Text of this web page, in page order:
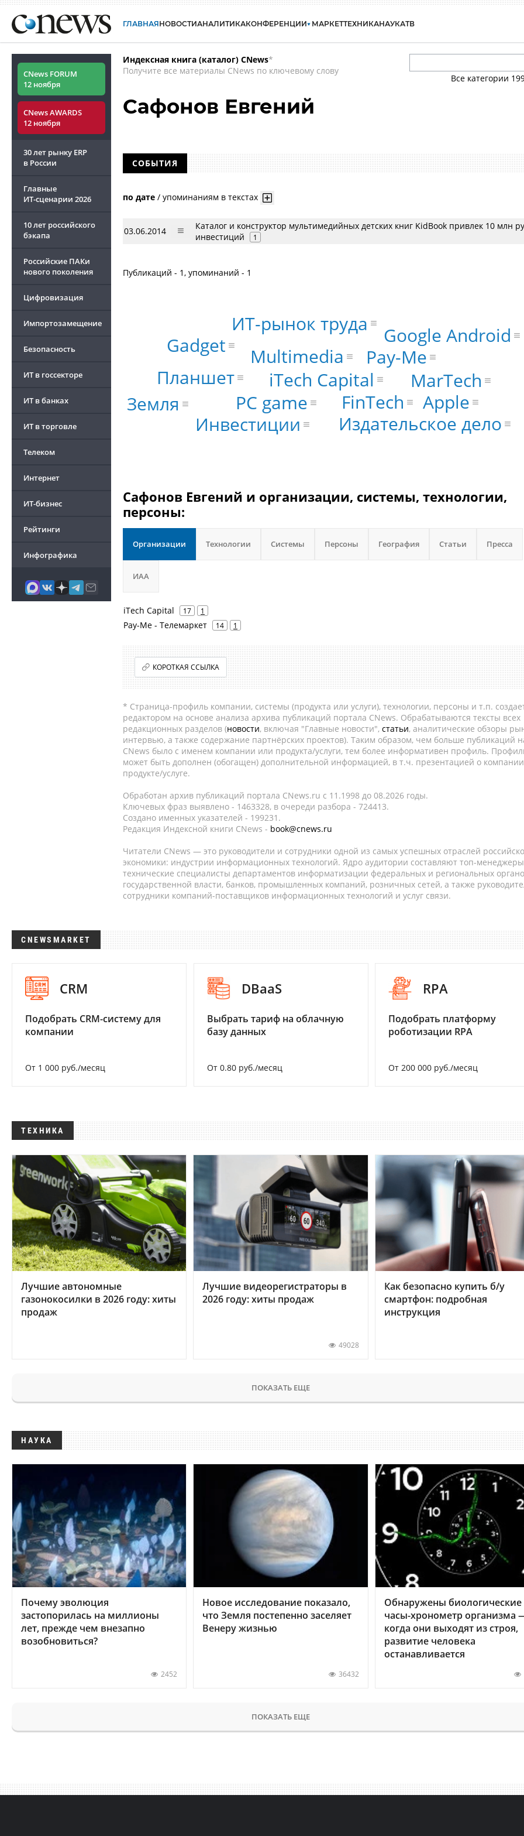
ГЛАВНАЯНОВОСТИАНАЛИТИКАКОНФЕРЕНЦИИ МАРКЕТТЕХНИКАНАУКАТВ
CNews FORUM
12 ноября
CNews AWARDS
12 ноября
30 лет рынку ERP
в России
Главные
ИТ-сценарии 2026
10 лет российского
бэкапа
Российские ПАКи
нового поколения
Цифровизация
Импортозамещение
Безопасность
ИТ в госсекторе
ИТ в банках
ИТ в торговле
Телеком
Интернет
ИТ-бизнес
Рейтинги
Инфографика
Индексная книга (каталог) CNews*
Получите все материалы CNews по ключевому слову
Все категории
Сафонов Евгений
СОБЫТИЯ
по дате / упоминаниям в текстах
03.06.2014
Каталог и конструктор мультимедийных детских книг KidBook привлек 10 млн
инвестиций
1
Публикаций - 1, упоминаний - 1
iTech Capital
Pay-Me
Multimedia
PC game
FinTech
MarTech
Gadget
Планшет
Apple
Google Android
Земля
Издательское дело
Инвестиции
ИТ-рынок труда
Сафонов Евгений и организации, системы, технологии,
персоны:
Организации Технологии Системы Персоны География Статьи Пресса
ИАА
iTech Capital 17 1
Pay-Me - Телемаркет 14 1
КОРОТКАЯ ССЫЛКА
* Страница-профиль компании, системы (продукта или услуги), технологии, персоны и т.п.
редактором на основе анализа архива публикаций портала CNews. Обрабатываются тексты всех
редакционных разделов (новости, включая "Главные новости", статьи, аналитические обзоры
интервью, а также содержание партнёрских проектов). Таким образом, чем больше публикаций
CNews было с именем компании или продукта/услуги, тем более информативен профиль.
может быть дополнен (обогащен) дополнительной информацией, в т.ч. презентацией о
продукте/услуге.
Обработан архив публикаций портала CNews.ru c 11.1998 до 08.2026 годы.
Ключевых фраз выявлено - 1463328, в очереди разбора - 724413.
Создано именных указателей - 199231.
Редакция Индексной книги CNews - book@cnews.ru
Читатели CNews — это руководители и сотрудники одной из самых успешных отраслей
экономики: индустрии информационных технологий. Ядро аудитории составляют топ-
технические специалисты департаментов информатизации федеральных и региональных
государственной власти, банков, промышленных компаний, розничных сетей, а также
сотрудники компаний-поставщиков информационных технологий и услуг связи.
CNEWSMARKET
CRM
Подобрать CRM-систему для
компании
От 1 000 руб./месяц
DBaaS
Выбрать тариф на облачную
базу данных
От 0.80 руб./месяц
RPA
Подобрать платформу
роботизации RPA
От 200 000 руб./месяц
ТЕХНИКА
Лучшие автономные
газонокосилки в 2026 году: хиты
продаж
Лучшие видеорегистраторы в
2026 году: хиты продаж
49028
Как безопасно купить б/у
смартфон: подробная
инструкция
ПОКАЗАТЬ ЕЩЕ
НАУКА
Почему эволюция
застопорилась на миллионы
лет, прежде чем внезапно
возобновиться?
2452
Новое исследование показало,
что Земля постепенно заселяет
Венеру жизнью
36432
Обнаружены биологические
часы-хронометр организма
когда они выходят из строя,
развитие человека
останавливается
ПОКАЗАТЬ ЕЩЕ